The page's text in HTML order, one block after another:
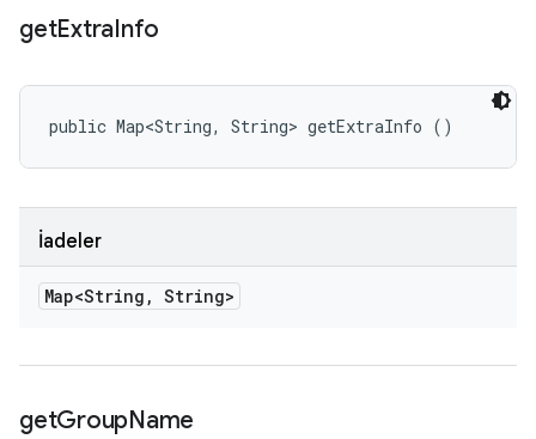
getExtraInfo
public Map<String, String> getExtraInfo ()
İadeler
Map<String , String>
getGroupName